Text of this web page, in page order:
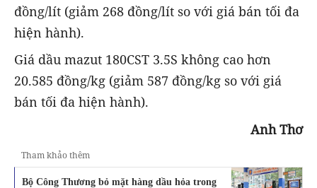
đồng/lít (giảm 268 đồng/lít so với giá bán tối đa
hiện hành).
Giá dầu mazut 180CST 3.5S không cao hơn
20.585 đồng/kg (giảm 587 đồng/kg so với giá
bán tối đa hiện hành).
Anh Thơ
Tham khảo thêm
Bộ Công Thương bỏ mặt hàng dầu hỏa trong